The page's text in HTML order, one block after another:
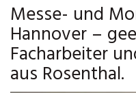
Messe- und
Hannover –
Facharbeiter
aus Rosenthal.